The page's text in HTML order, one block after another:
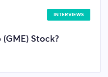
INTERVIEWS
Stock?